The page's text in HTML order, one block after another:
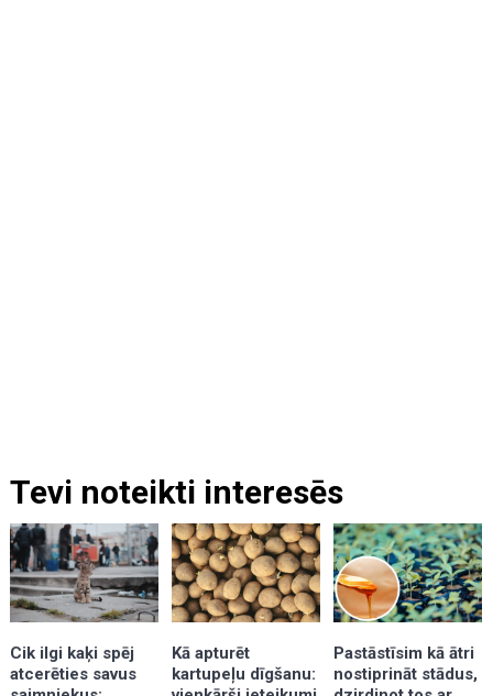
Tevi noteikti interesēs
Cik ilgi kaķi spēj
atcerēties savus
Kā apturēt
kartupeļu dīgšanu:
Pastāstīsim kā ātri
nostiprināt stādus,